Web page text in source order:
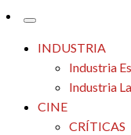
El
Tu espacio de la
INDUSTRIA
Industria
Industria
CINE
CRÍTICAS